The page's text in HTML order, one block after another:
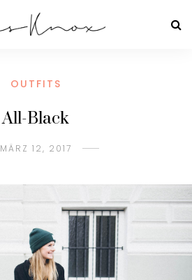
OUTFITS
All-Black
MÄRZ 12, 2017